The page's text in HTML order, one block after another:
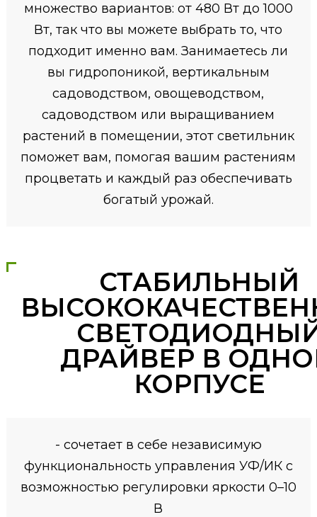
множество вариантов: от 480 Вт до 1000
Вт, так что вы можете выбрать то, что
подходит именно вам. Занимаетесь ли
вы гидропоникой, вертикальным
садоводством, овощеводством,
садоводством или выращиванием
растений в помещении, этот светильник
поможет вам, помогая вашим растениям
процветать и каждый раз обеспечивать
богатый урожай.
СТАБИЛЬНЫЙ
ДРАЙВЕР В
КОРПУСЕ
- сочетает в себе независимую
функциональность управления УФ/ИК с
возможностью регулировки яркости 0–10
В